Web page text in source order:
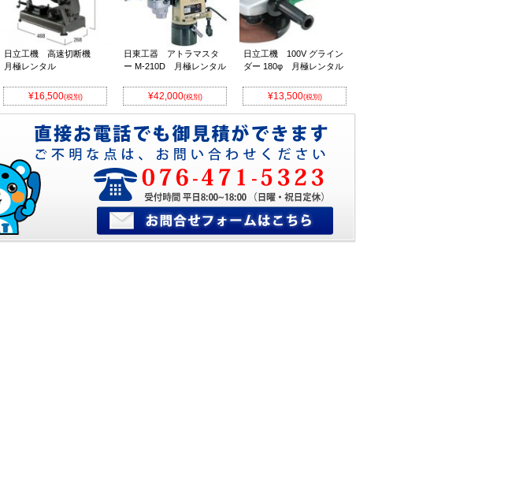
日立工機 高速切断機
月極レンタル
¥16,500(税別)
日東工器 アトラマスタ
ー M-210D 月極レンタル
¥42,000(税別)
日立工機 100V グライン
ダー 180φ 月極レンタル
¥13,500(税別)